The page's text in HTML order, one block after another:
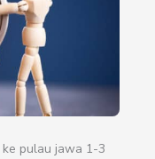
ke pulau jawa 1-3